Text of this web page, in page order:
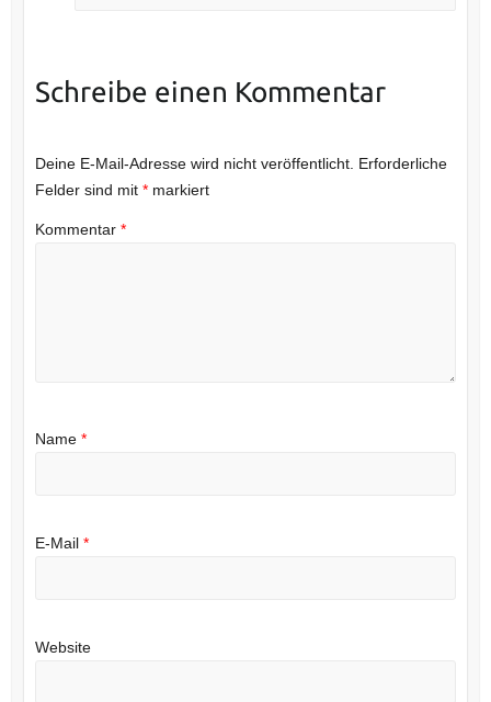
Schreibe einen Kommentar
Deine E-Mail-Adresse wird nicht veröffentlicht. Erforderliche
Felder sind mit *markiert
Kommentar *
Name *
E-Mail *
Website